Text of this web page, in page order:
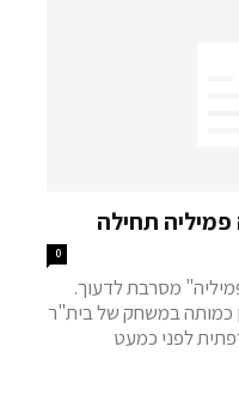
פמיליה תחילה
0
מסרבת לדעוך.
כמותה במשחק של בית"ר
לפני כמעט